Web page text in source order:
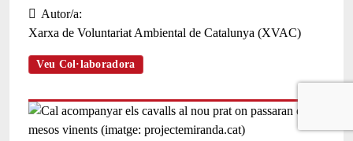
b
o
k
Autor/a
Xarxa de Voluntariat Ambiental de Catalunya (XVAC)
Veu Col·laboradora